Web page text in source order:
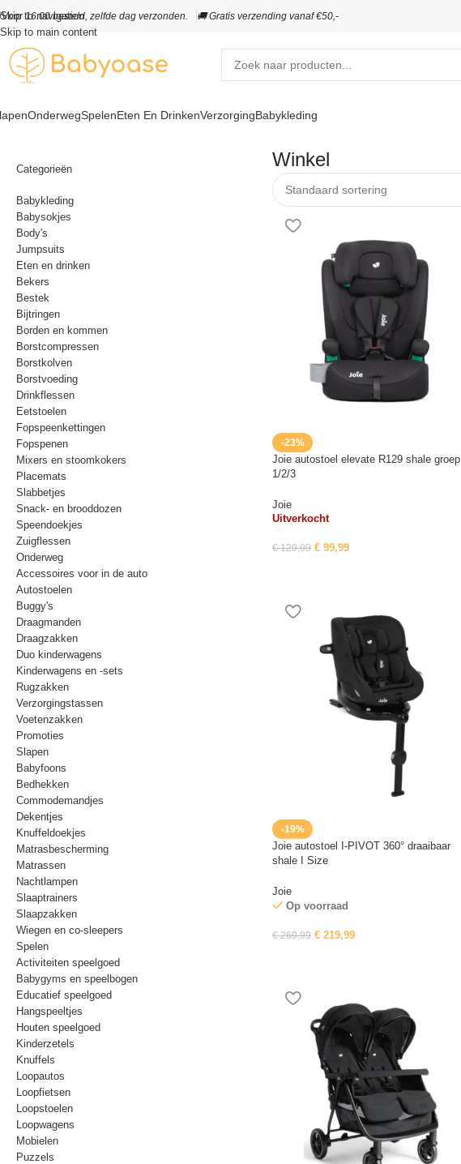
Skip to navigation
Skip to main content
Voor 16:00 besteld, zelfde dag verzonden. 🚚 Gratis verzending vanaf €50,-
OnderwegSpelenEten En DrinkenVerzorgingBabykleding
Categorieën
Babykleding
Babysokjes
Body's
Jumpsuits
Eten en drinken
Bekers
Bestek
Bijtringen
Borden en kommen
Borstcompressen
Borstkolven
Borstvoeding
Drinkflessen
Eetstoelen
Fopspeenkettingen
Fopspenen
Mixers en stoomkokers
Placemats
Slabbetjes
Snack- en brooddozen
Speendoekjes
Zuigflessen
Onderweg
Accessoires voor in de auto
Autostoelen
Buggy's
Draagmanden
Draagzakken
Duo kinderwagens
Kinderwagens en -sets
Rugzakken
Verzorgingstassen
Voetenzakken
Promoties
Slapen
Babyfoons
Bedhekken
Commodemandjes
Dekentjes
Knuffeldoekjes
Matrasbescherming
Matrassen
Nachtlampen
Slaaptrainers
Slaapzakken
Wiegen en co-sleepers
Spelen
Activiteiten speelgoed
Babygyms en speelbogen
Educatief speelgoed
Hangspeeltjes
Houten speelgoed
Kinderzetels
Knuffels
Loopautos
Loopfietsen
Loopstoelen
Loopwagens
Mobielen
Puzzels
Winkel
-23%
Joie autostoel elevate R129 shale groep
1/2/3
Joie
Uitverkocht
€129,99 € 99,99
-19%
Joie autostoel I-PIVOT 360° draaibaar
shale I Size
Joie
Op voorraad
€269,99 € 219,99